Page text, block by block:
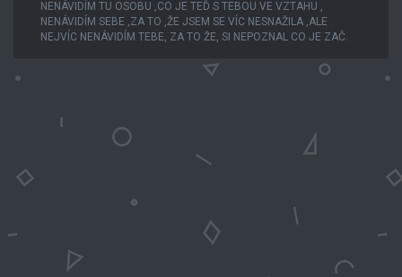
NENÁVIDÍM TU OSOBU ,CO JE TEĎ S TEBOU VE VZTAHU ,
NENÁVIDÍM SEBE ,ZA TO ,ŽE JSEM SE VÍC NESNAŽILA ,ALE
NEJVÍC NENÁVIDÍM TEBE, ZA TO ŽE, SI NEPOZNAL CO JE ZAČ.